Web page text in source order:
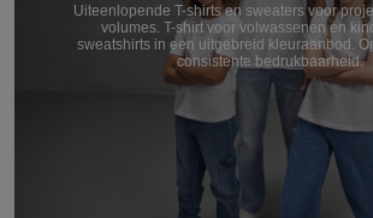
Uiteenlopende T-shirts en sweaters voor
volumes. T-shirt voor volwassenen en
sweatshirts in een uitgebreid kleuraanbod.
consistente bedrukbaarheid.